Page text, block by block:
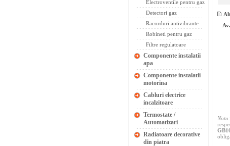
Electroventile pentru gaz
Detectori gaz
Racorduri antivibrante
Robineti pentru gaz
Filtre regulatoare
Componente instalatii
apa
Componente instalatii
motorina
Cabluri electrice
incalzitoare
Termostate /
Automatizari
Radiatoare decorative
din piatra
Nota: